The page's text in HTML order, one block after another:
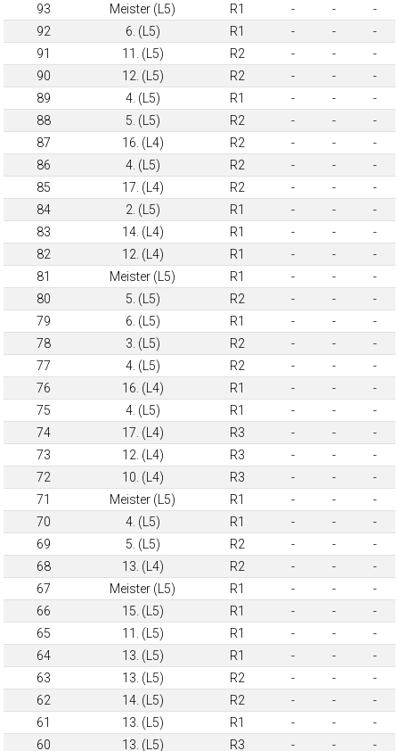
93 Meister (L5) R1 - -
-
92
6. (L5) R1 - -
-
91
11. (L5) R2 - -
-
90
12. (L5) R2 - -
-
89
4. (L5) R1 - -
-
88
5. (L5) R2 - -
-
87
16. (L4) R2 - -
-
86
4. (L5) R2 - -
-
85
17. (L4) R2 - -
-
84
2. (L5) R1 - -
-
83
14. (L4) R1 - -
-
82
12. (L4) R1 - -
-
81
Meister (L5) R1 - -
-
80
5. (L5) R2 - -
-
79
6. (L5) R1 - -
-
78
3. (L5) R2 - -
-
77
4. (L5) R2 - -
-
76
16. (L4) R1 - -
-
75
4. (L5) R1 - -
-
74
17. (L4) R3 - -
-
73
12. (L4) R3 - -
-
72
10. (L4) R3 - -
-
71
Meister (L5) R1 - -
-
70
4. (L5) R1 - -
-
69
5. (L5) R2 - -
-
68
13. (L4) R2 - -
-
67
Meister (L5) R1 - -
-
66
15. (L5) R1 - -
-
65
11. (L5) R1 - -
-
64
13. (L5) R1 - -
-
63
13. (L5) R2 - -
-
62
14. (L5) R2 - -
-
61
13. (L5) R1 - -
-
60
13. (L5) R3 - -
-